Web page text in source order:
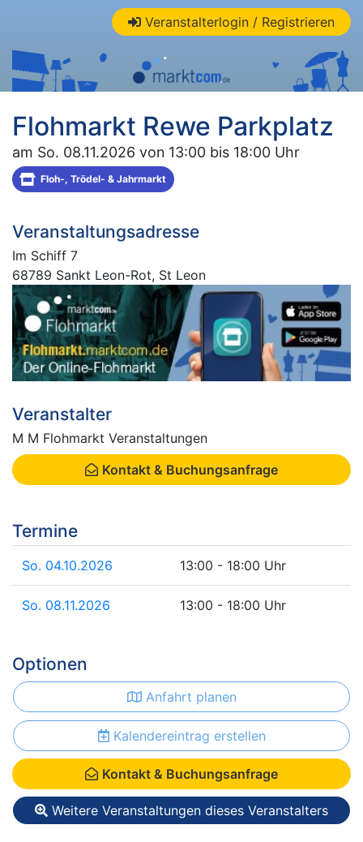
Veranstalterlogin / Registrieren
Flohmarkt Rewe Parkplatz
am So. 08.11.2026 von 13:00 bis 18:00 Uhr
Floh-, Trödel- & Jahrmarkt
Veranstaltungsadresse
Im Schiff 7
68789 Sankt Leon-Rot, St Leon
Veranstalter
M M Flohmarkt Veranstaltungen
Kontakt & Buchungsanfrage
Termine
So. 04.10.2026 13:00 - 18:00 Uhr
So. 08.11.2026 13:00 - 18:00 Uhr
Optionen
Anfahrt planen
Kalendereintrag erstellen
Kontakt & Buchungsanfrage
Weitere Veranstaltungen dieses Veranstalters